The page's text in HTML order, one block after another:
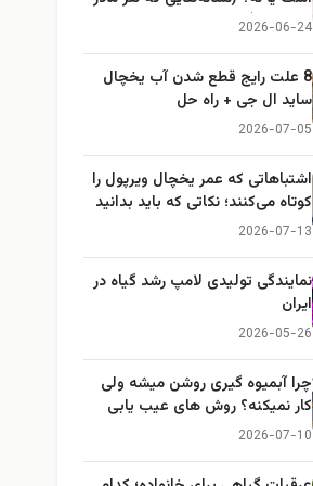
باید بداند)
2026-06-24
8 علت رایج قطع شدن آب یخچال
ساید ال جی + راه حل
2026-07-05
اشتباهاتی که عمر یخچال ویرپول را
کوتاه می‌کنند؛ نکاتی که باید بدانید
2026-07-13
نمایندگی تولیدی لامپ رشد گیاه در
ایران
2026-05-26
چرا آبمیوه گیری روشن میشه ولی
کار نمیکنه؟ روش های عیب یابی
2026-07-10